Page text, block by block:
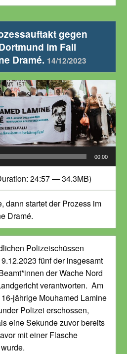
gegen
im Fall
Dramé. 14/12/2023
00:00
24:57 — 34.3MB)
dann startet der Prozess im
Dramé.
Polizeischüssen
fünf der insgesamt
der Wache Nord
verantworten. Am
jährige Mouhamed Lamine
Polizei erschossen,
eine Sekunde zuvor bereits
mit einer Flasche